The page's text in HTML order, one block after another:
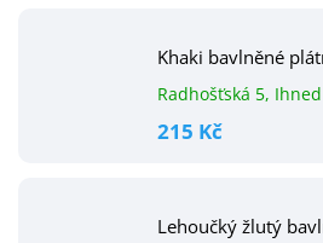
Khaki bavlněné
Radhošťská 5,
215 Kč
Lehoučký žlutý